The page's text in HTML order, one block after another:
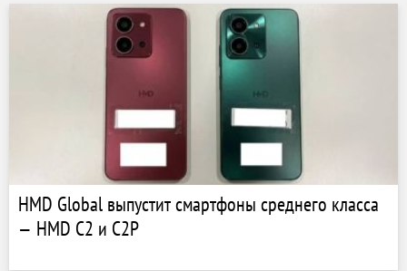
HMD Global выпустит смартфоны среднего класса
— HMD C2 и C2P